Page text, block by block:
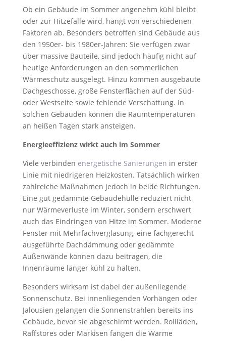
Ob ein Gebäude im Sommer angenehm kühl bleibt
oder zur Hitzefalle wird, hängt von verschiedenen
Faktoren ab. Besonders betroffen sind Gebäude aus
den 1950er- bis 1980er-Jahren: Sie verfügen zwar
über massive Bauteile, sind jedoch häufig nicht auf
heutige Anforderungen an den sommerlichen
Wärmeschutz ausgelegt. Hinzu kommen ausgebaute
Dachgeschosse, große Fensterflächen auf der Süd-
oder Westseite sowie fehlende Verschattung. In
solchen Gebäuden können die Raumtemperaturen
an heißen Tagen stark ansteigen.
Energieeffizienz wirkt auch im Sommer
Viele verbinden energetische Sanierungen in erster
Linie mit niedrigeren Heizkosten. Tatsächlich wirken
zahlreiche Maßnahmen jedoch in beide Richtungen.
Eine gut gedämmte Gebäudehülle reduziert nicht
nur Wärmeverluste im Winter, sondern erschwert
auch das Eindringen von Hitze im Sommer. Moderne
Fenster mit Mehrfachverglasung, eine fachgerecht
ausgeführte Dachdämmung oder gedämmte
Außenwände können dazu beitragen, die
Innenräume länger kühl zu halten.
Besonders wirksam ist dabei der außenliegende
Sonnenschutz. Bei innenliegenden Vorhängen oder
Jalousien gelangen die Sonnenstrahlen bereits ins
Gebäude, bevor sie abgeschirmt werden. Rollläden,
Raffstores oder Markisen fangen die Wärme